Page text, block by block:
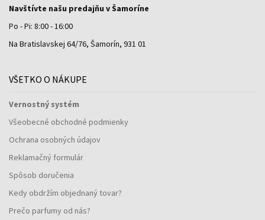
Navštívte našu predajňu v Šamoríne
Po - Pi: 8:00 - 16:00
Na Bratislavskej 64/76, Šamorín, 931 01
VŠETKO O NÁKUPE
Vernostný systém
Všeobecné obchodné podmienky
Ochrana osobných údajov
Reklamačný formulár
Spôsob doručenia
Kedy obdržím objednaný tovar?
Prečo parfumy od nás?